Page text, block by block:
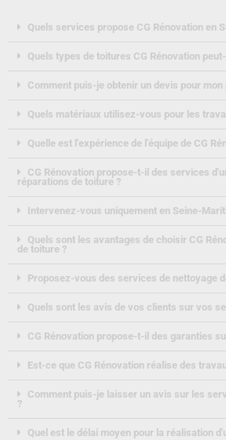
Quels services propose CG Rénovation en
Quels types de toitures CG Rénovation
Comment puis-je obtenir un devis pour mon
Quels matériaux utilisez-vous pour les
Quelle est l'expérience de l'équipe de CG
CG Rénovation propose-t-il des services
réparations de toiture ?
Intervenez-vous uniquement en Seine-
Quels sont les avantages de choisir CG
de toiture ?
Proposez-vous des services de nettoyage
Quels sont les avis de vos clients sur vos
CG Rénovation propose-t-il des garanties
Est-ce que CG Rénovation réalise des
Comment puis-je laisser un avis sur les
?
Quel est le délai moyen pour la réalisation